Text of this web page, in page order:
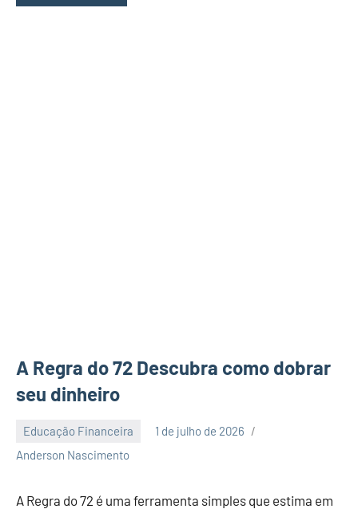
A Regra do 72 Descubra como dobrar
seu dinheiro
Educação Financeira
1 de julho de 2026
Anderson Nascimento
Nenhum
A Regra do 72 é uma ferramenta simples que estima em